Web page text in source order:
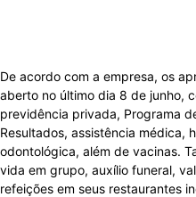
De acordo com a empresa, os
aberto no último dia 8 de junho,
previdência privada, Programa
Resultados, assistência médica,
odontológica, além de vacinas.
vida em grupo, auxílio funeral,
refeições em seus restaurantes